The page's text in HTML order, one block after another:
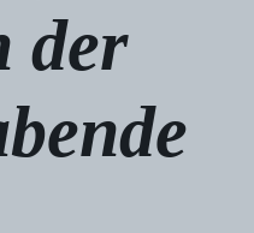
der